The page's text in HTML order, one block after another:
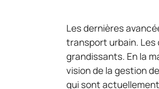
Les dernières
transport urbain. Les
grandissants. En la
vision de la gestion
qui sont